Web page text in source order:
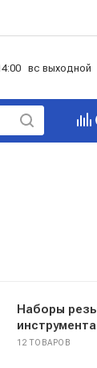
вс выходной
Наборы
инструмента
12 ТОВАРОВ